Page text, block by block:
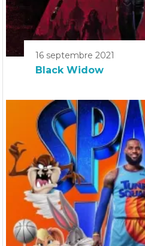
16 septembre 2021
Black Widow